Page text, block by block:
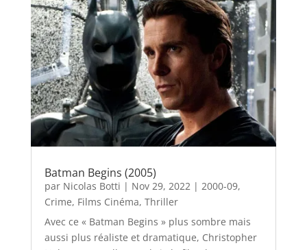
Batman Begins (2005)
par Nicolas Botti | Nov 29, 2022| 2000-09,
Crime, Films Cinéma, Thriller
Avec ce « Batman Begins » plus sombre mais
aussi plus réaliste et dramatique, Christopher